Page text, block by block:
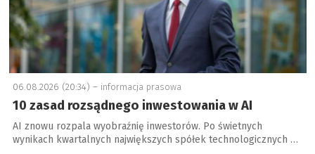
06.08.2026 (20:34) – informacja prasowa
10 zasad rozsądnego inwestowania w AI
AI znowu rozpala wyobraźnię inwestorów. Po świetnych
wynikach kwartalnych największych spółek technologicznych …